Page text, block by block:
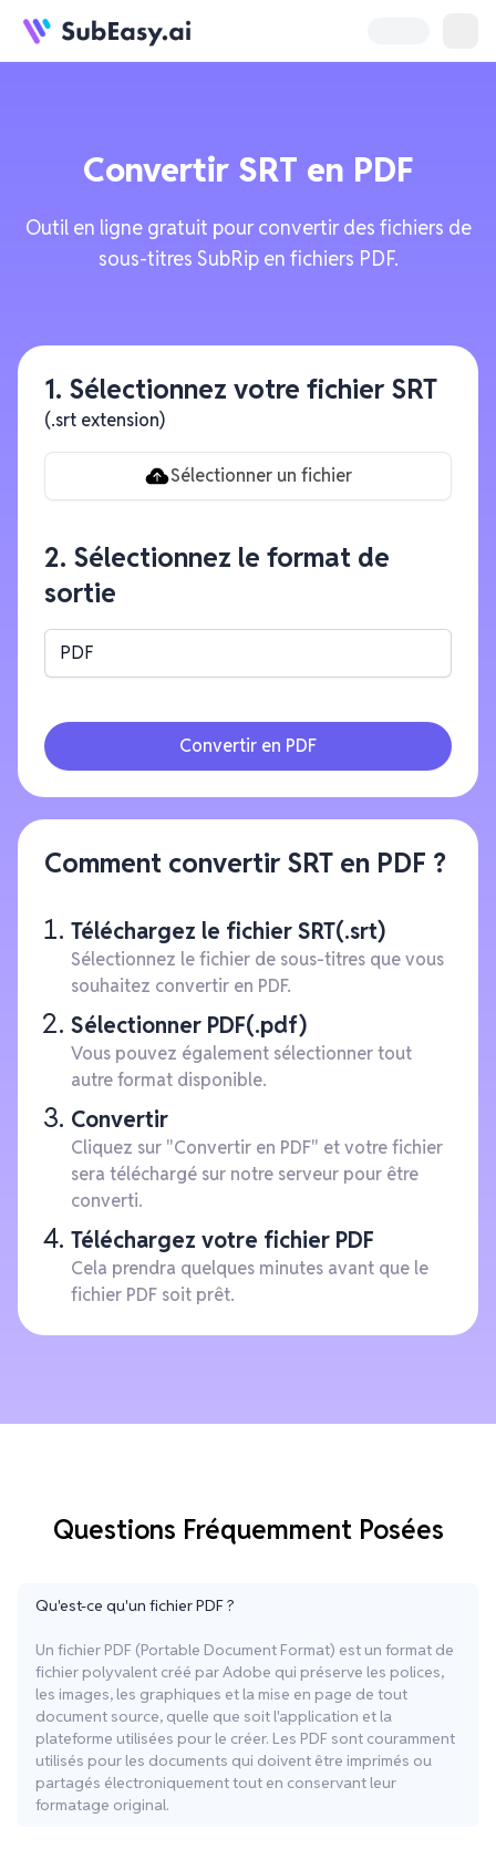
Convertir SRT en PDF
Outil en ligne gratuit pour convertir des fichiers de
sous-titres SubRip en fichiers PDF.
1. Sélectionnez votre fichier SRT
(.srt extension)
Sélectionner un fichier
2. Sélectionnez le format de
sortie
PDF
Convertir en PDF
Comment convertir SRT en PDF ?
Téléchargez le fichier SRT(.srt)
Sélectionnez le fichier de sous-titres que vous
souhaitez convertir en PDF.
Sélectionner PDF(.pdf)
Vous pouvez également sélectionner tout
autre format disponible.
Convertir
Cliquez sur "Convertir en PDF" et votre fichier
sera téléchargé sur notre serveur pour être
converti.
Téléchargez votre fichier PDF
Cela prendra quelques minutes avant que le
fichier PDF soit prêt.
Questions Fréquemment Posées
Qu'est-ce qu'un fichier PDF ?
Un fichier PDF (Portable Document Format) est un format de
fichier polyvalent créé par Adobe qui préserve les polices,
les images, les graphiques et la mise en page de tout
document source, quelle que soit l'application et la
plateforme utilisées pour le créer. Les PDF sont couramment
utilisés pour les documents qui doivent être imprimés ou
partagés électroniquement tout en conservant leur
formatage original.